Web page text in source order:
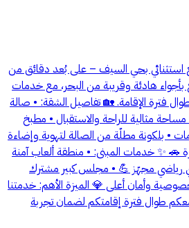
استثنائي بحي السيف – على بُعد دقائق من
هادئة وقريبة من البحر، مع خدمات
فترة الإقامة. 🏡 تفاصيل الشقة: • صالة
مثالية للراحة والاستقبال • مطبخ
غرف نوم • 2 حمّامات • بلكونة مطلّة من الصالة لتهوية وإضاءة
✨ خدمات المبنى: • منطقة ألعاب آمنة
رياضي مجهّز 💪 • مجلس كبير مشترك
وأمان أعلى 💎 الميزة الأهم: خدمتنا
طوال فترة إقامتكم لضمان تجربة